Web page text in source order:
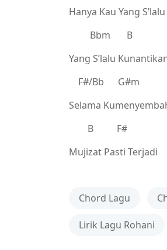
Hanya Kau Yang
Bbm B
Yang S’lalu
F#/Bb G#m
Selama
B F#
Mujizat Pasti Terjadi
Chord Lagu
Lirik Lagu Rohani